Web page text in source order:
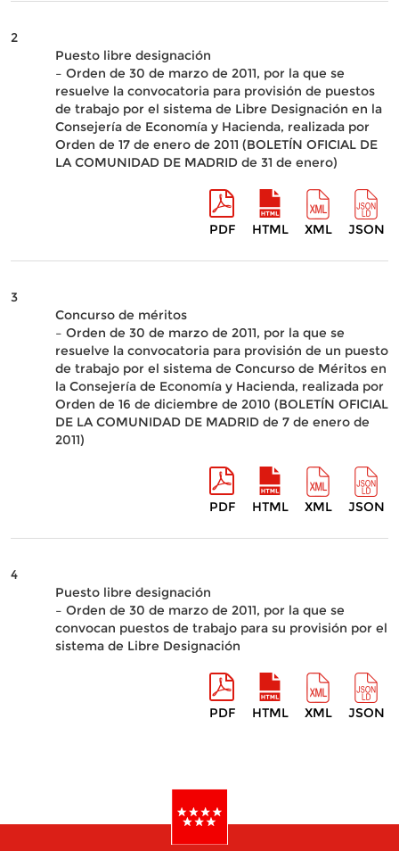
2
Puesto libre designación
– Orden de 30 de marzo de 2011, por la que se
resuelve la convocatoria para provisión de puestos
de trabajo por el sistema de Libre Designación en la
Consejería de Economía y Hacienda, realizada por
Orden de 17 de enero de 2011 (BOLETÍN OFICIAL DE
LA COMUNIDAD DE MADRID de 31 de enero)
PDF HTML XML JSON
3
Concurso de méritos
– Orden de 30 de marzo de 2011, por la que se
resuelve la convocatoria para provisión de un puesto
de trabajo por el sistema de Concurso de Méritos en
la Consejería de Economía y Hacienda, realizada por
Orden de 16 de diciembre de 2010 (BOLETÍN OFICIAL
DE LA COMUNIDAD DE MADRID de 7 de enero de
2011)
PDF HTML XML JSON
4
Puesto libre designación
– Orden de 30 de marzo de 2011, por la que se
convocan puestos de trabajo para su provisión por el
sistema de Libre Designación
PDF HTML XML JSON